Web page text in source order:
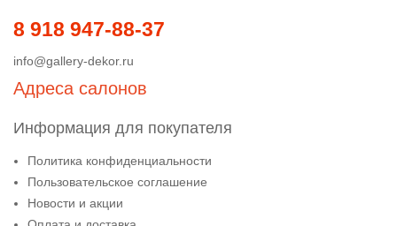
8 918 947-88-37
info@gallery-dekor.ru
Адреса салонов
Информация для покупателя
Политика конфиденциальности
Пользовательское соглашение
Новости и акции